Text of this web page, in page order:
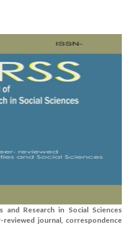
Research in Social Sciences
reviewed journal, correspondence